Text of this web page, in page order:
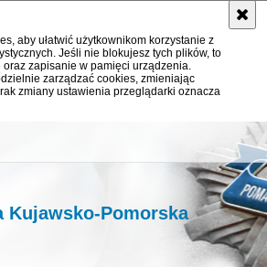
aby ułatwić użytkownikom korzystanie z
Jeśli nie blokujesz tych plików, to
zapisanie w pamięci urządzenia.
zarządzać cookies, zmieniając
zmiany ustawienia przeglądarki oznacza
Kujawsko-Pomorska